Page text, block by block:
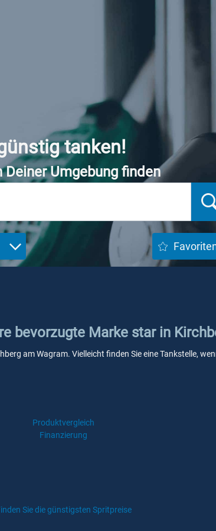
tanken!
Deiner Umgebung finden
bevorzugte Marke star in
am Wagram. Vielleicht finden Sie eine Tankstelle,
Produktvergleich
Finanzierung
Sie die günstigsten Spritpreise